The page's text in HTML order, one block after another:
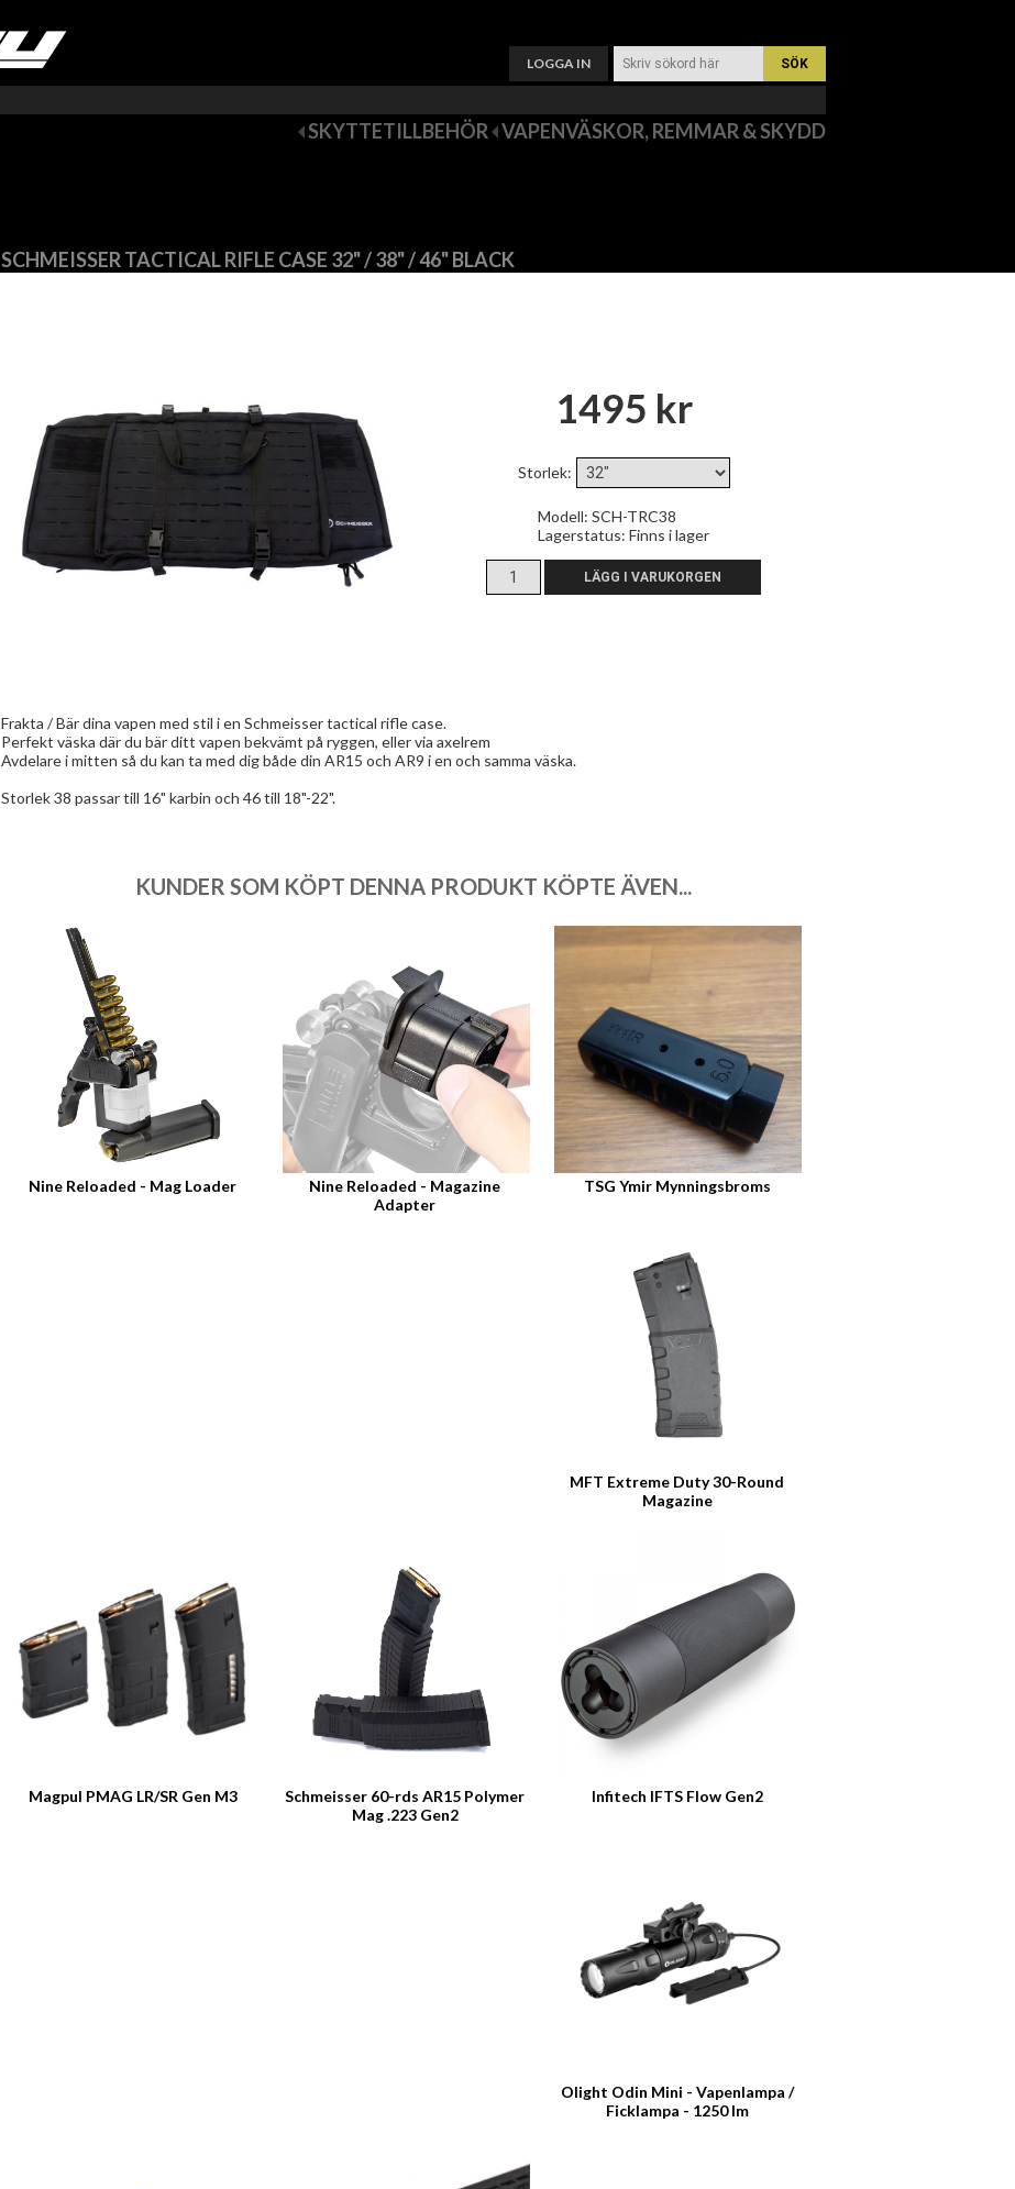
LOGGA IN
SKYTTETILLBEHÖR VAPENVÄSKOR, REMMAR & SKYDD
SCHMEISSER TACTICAL RIFLE CASE 32" / 38" / 46" BLACK
1495 kr
Storlek:
Modell: SCH-TRC38
Lagerstatus:Finns i lager
Frakta / Bär dina vapen med stil i en Schmeisser tactical rifle case.
Perfekt väska där du bär ditt vapen bekvämt på ryggen, eller via axelrem
Avdelare i mitten så du kan ta med dig både din AR15 och AR9 i en och samma väska.
Storlek 38 passar till 16" karbin och 46 till 18"-22".
KUNDER SOM KÖPT DENNA PRODUKT KÖPTE ÄVEN...
Nine Reloaded - Mag Loader
Nine Reloaded - Magazine
Adapter
TSG Ymir Mynningsbroms
MFT Extreme Duty 30-Round
Magazine
Magpul PMAG LR/SR Gen M3
Schmeisser 60-rds AR15 Polymer
Mag .223 Gen2
Infitech IFTS Flow Gen2
Olight Odin Mini - Vapenlampa /
Ficklampa - 1250 lm